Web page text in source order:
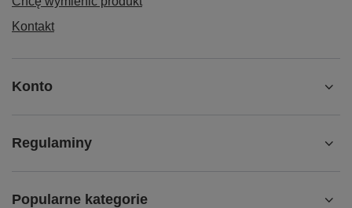
Kontakt
Konto
Regulaminy
Popularne kategorie